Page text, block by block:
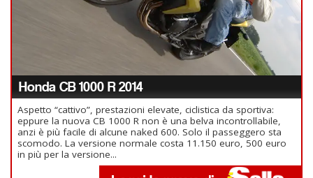
Honda CB 1000 R 2014
Aspetto “cattivo”, prestazioni elevate, ciclistica da sportiva:
eppure la nuova CB 1000 R non è una belva incontrollabile,
anzi è più facile di alcune naked 600. Solo il passeggero sta
scomodo. La versione normale costa 11.150 euro, 500 euro
in più per la versione...